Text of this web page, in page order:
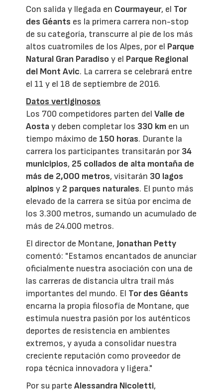
Con salida y llegada en Courmayeur, el Tor
des Géants es la primera carrera non-stop
de su categoría, transcurre al pie de los más
altos cuatromiles de los Alpes, por el Parque
Natural Gran Paradiso y el Parque Regional
del Mont Avic. La carrera se celebrará entre
el 11 y el 18 de septiembre de 2016.
Datos vertiginosos
Los 700 competidores parten delValle de
Aostay deben completar los 330 km en un
tiempo máximo de 150 horas. Durante la
carrera los participantes transitarán por 34
municipios, 25 collados de alta montaña de
más de 2,000 metros, visitarán 30 lagos
alpinos y 2 parques naturales. El punto más
elevado de la carrera se sitúa por encima de
los 3.300 metros, sumando un acumulado de
más de 24.000 metros.
El director de Montane,Jonathan Petty
comentó: "Estamos encantados de anunciar
oficialmente nuestra asociación con una de
las carreras de distancia ultra trail más
importantes del mundo. El Tor des Géants
encarna la propia filosofía de Montane, que
estimula nuestra pasión por los auténticos
deportes de resistencia en ambientes
extremos, y ayuda a consolidar nuestra
creciente reputación como proveedor de
ropa técnica innovadora y ligera."
Por su parteAlessandra Nicoletti,